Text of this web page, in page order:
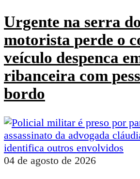
Urgente na serra
motorista perde o
veículo despenca
ribanceira com
bordo
04 de agosto de 2026